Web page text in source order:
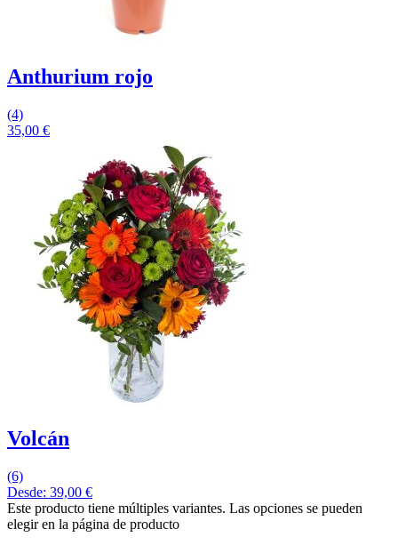
Anthurium rojo
(4)
35,00 €
Volcán
(6)
Desde: 39,00 €
Este producto tiene múltiples variantes. Las opciones se pueden
elegir en la página de producto